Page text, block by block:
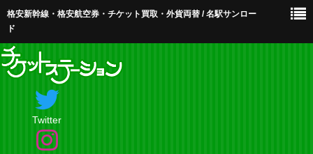
格安新幹線・格安航空券・チケット買取・外貨両替 / 名駅サンロー
ド
Twitter